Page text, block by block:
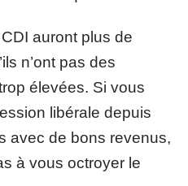
auront plus de
n’ont pas des
élevées. Si vous
libérale depuis
avec de bons revenus,
à vous octroyer le